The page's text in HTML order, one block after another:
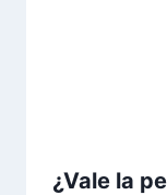
¿Vale la